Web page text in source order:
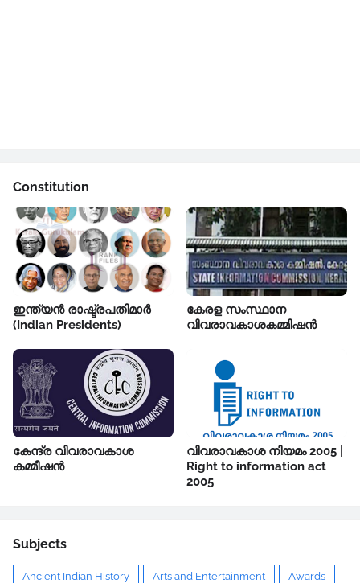
Constitution
ഇന്ത്യൻ രാഷ്ട്രപതിമാർ
(Indian Presidents)
കേരള സംസ്ഥാന
വിവരാവകാശകമ്മിഷൻ
കേന്ദ്ര വിവരാവകാശ
കമ്മീഷൻ
വിവരാവകാശ നിയമം 2005 |
Right to information act
2005
Subjects
Ancient Indian History Arts and Entertainment Awards